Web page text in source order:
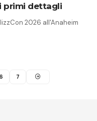
primi dettagli
2026 all'Anaheim
6 7